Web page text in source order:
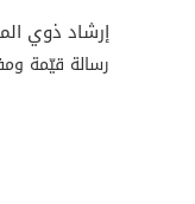
إرشاد ذوي
رسالة قيّمة